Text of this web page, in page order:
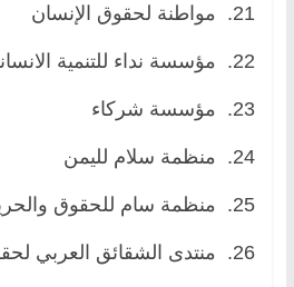
21. مواطنة لحقوق الإنسان
22. مؤسسة نداء للتنمية الانسانية
23. مؤسسة شركاء
24. منظمة سلام لليمن
25. منظمة سام للحقوق والحريات
26. منتدى الشقائق العربي لحقوق الإنسان